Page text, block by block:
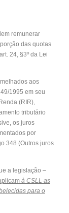
remunerar
das quotas
24, §3º da Lei
aos
1995 em seu
(RIR),
tributário
os juros
por
348 (Outros juros
a legislação –
à CSLL as
para o